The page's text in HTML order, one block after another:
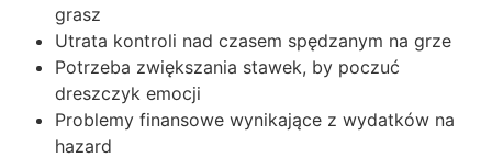
grasz
Utrata kontroli nad czasem spędzanym na grze
Potrzeba zwiększania stawek, by poczuć
dreszczyk emocji
Problemy finansowe wynikające z wydatków na
hazard